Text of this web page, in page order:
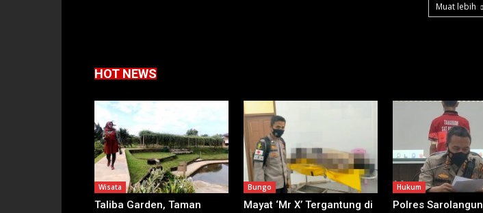
Muat lebih
HOT NEWS
Wisata
Taliba Garden, Taman
Bungo
Mayat ‘Mr X’ Tergantung di
Hukum
Polres Sarolangun